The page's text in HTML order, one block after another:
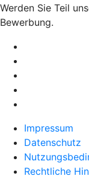
Werden Sie Teil
Bewerbung.
Impressum
Datenschutz
Rechtliche